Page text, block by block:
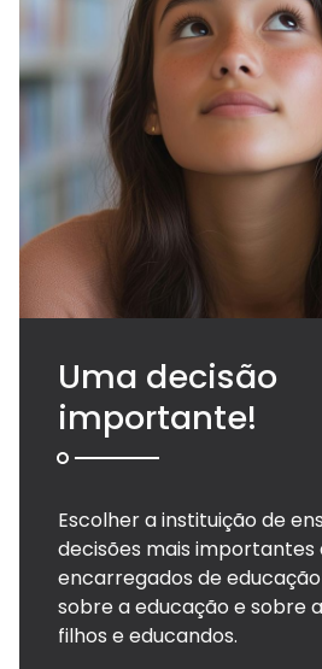
História
Comunicados
Tabela de
Viver as férias
Perguntas
Jornal
Uma decisão
importante!
Escolher a instituição de
decisões mais importantes
encarregados de
sobre a educação e sobre
filhos e educandos.